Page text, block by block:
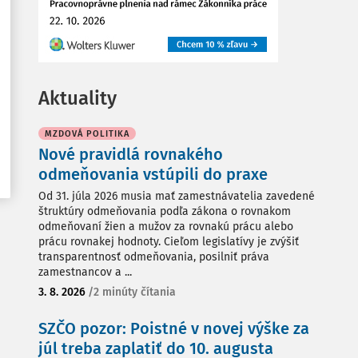
Aktuality
MZDOVÁ POLITIKA
Nové pravidlá rovnakého
odmeňovania vstúpili do praxe
Od 31. júla 2026 musia mať zamestnávatelia zavedené
štruktúry odmeňovania podľa zákona o rovnakom
odmeňovaní žien a mužov za rovnakú prácu alebo
prácu rovnakej hodnoty. Cieľom legislatívy je zvýšiť
transparentnosť odmeňovania, posilniť práva
zamestnancov a ...
3. 8. 2026 /2 minúty čítania
SZČO pozor: Poistné v novej výške za
júl treba zaplatiť do 10. augusta